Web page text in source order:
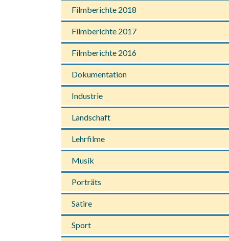
Filmberichte 2018
Filmberichte 2017
Filmberichte 2016
Dokumentation
Industrie
Landschaft
Lehrfilme
Musik
Porträts
Satire
Sport